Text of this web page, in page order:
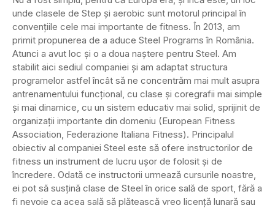
unde clasele de Step și aerobic sunt motorul principal în
convențiile cele mai importante de fitness. În 2013, am
primit propunerea de a aduce Steel Programs în România.
Atunci a avut loc și o a doua naștere pentru Steel. Am
stabilit aici sediul companiei și am adaptat structura
programelor astfel încât să ne concentrăm mai mult asupra
antrenamentului funcțional, cu clase și coregrafii mai simple
și mai dinamice, cu un sistem educativ mai solid, sprijinit de
organizații importante din domeniu (European Fitness
Association, Federazione Italiana Fitness). Principalul
obiectiv al companiei Steel este să ofere instructorilor de
fitness un instrument de lucru ușor de folosit și de
încredere. Odată ce instructorii urmează cursurile noastre,
ei pot să susțină clase de Steel în orice sală de sport, fără a
fi nevoie ca acea sală să plătească vreo licență lunară sau